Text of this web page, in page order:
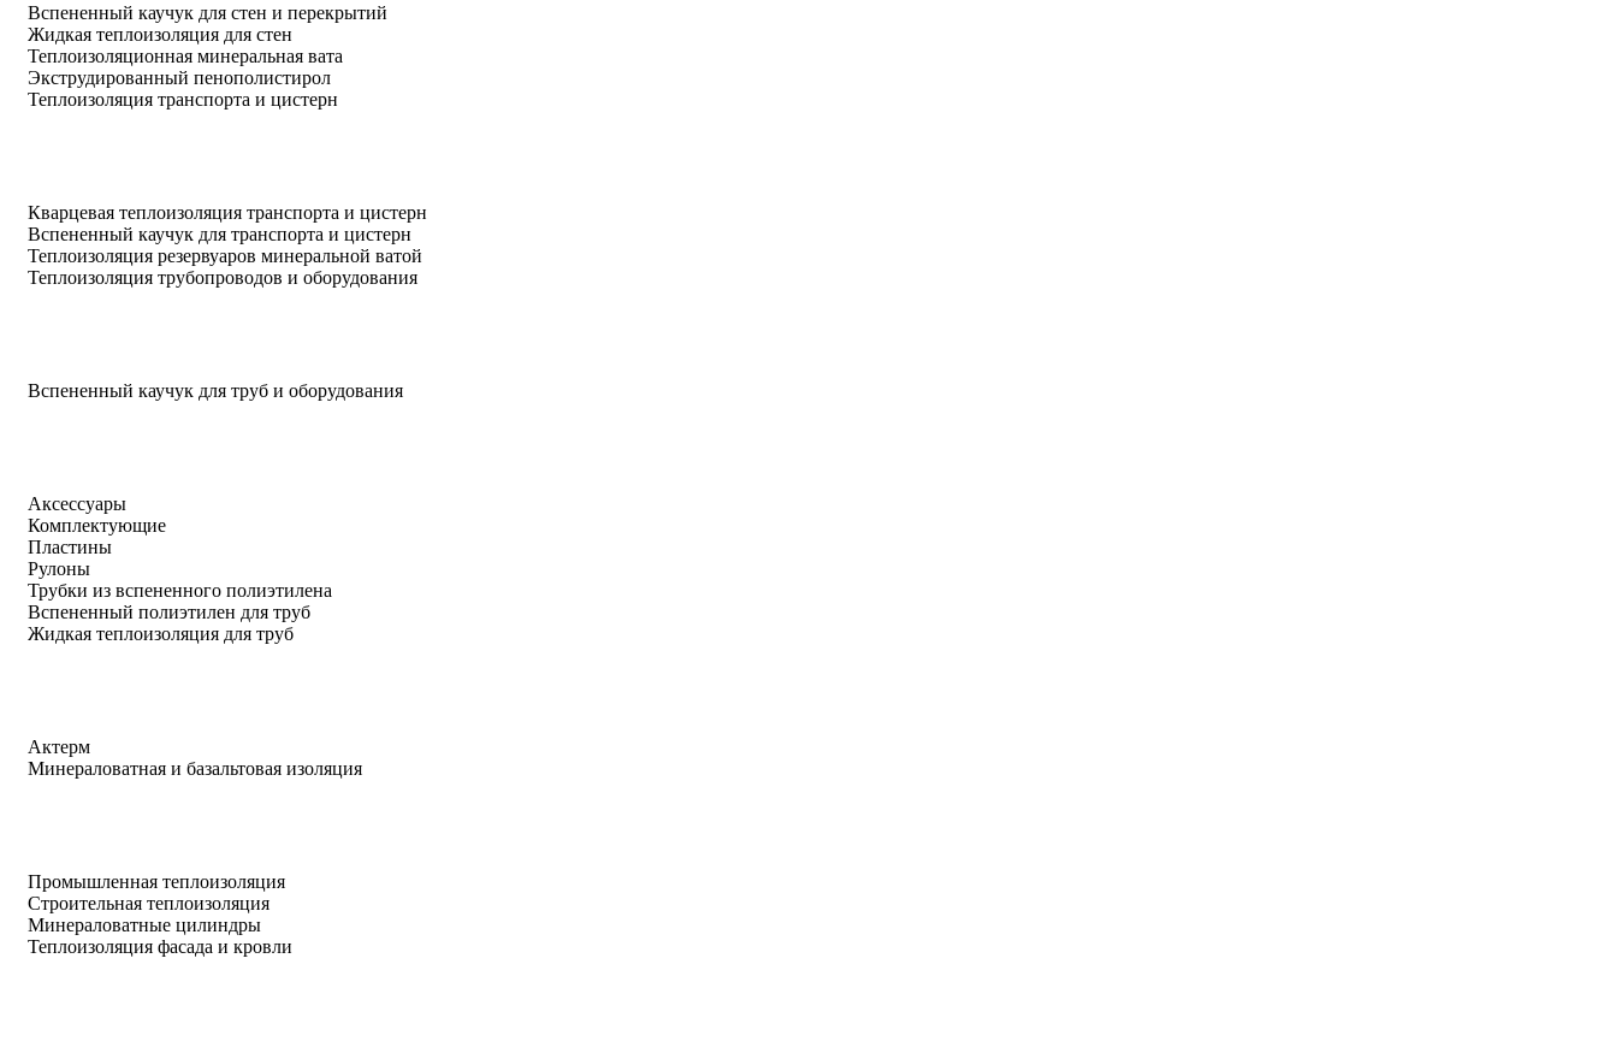
Вспененный каучук для стен и перекрытий
Жидкая теплоизоляция для стен
Теплоизоляционная минеральная вата
Экструдированный пенополистирол
Теплоизоляция транспорта и цистерн
Кварцевая теплоизоляция транспорта и цистерн
Вспененный каучук для транспорта и цистерн
Теплоизоляция резервуаров минеральной ватой
Теплоизоляция трубопроводов и оборудования
Вспененный каучук для труб и оборудования
Аксессуары
Комплектующие
Пластины
Рулоны
Трубки из вспененного полиэтилена
Вспененный полиэтилен для труб
Жидкая теплоизоляция для труб
Актерм
Минераловатная и базальтовая изоляция
Промышленная теплоизоляция
Строительная теплоизоляция
Минераловатные цилиндры
Теплоизоляция фасада и кровли